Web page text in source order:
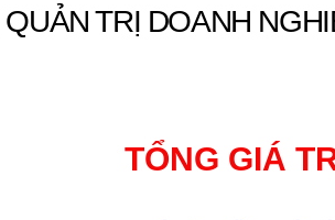
TRỊ DOANH
TỔNG GIÁ